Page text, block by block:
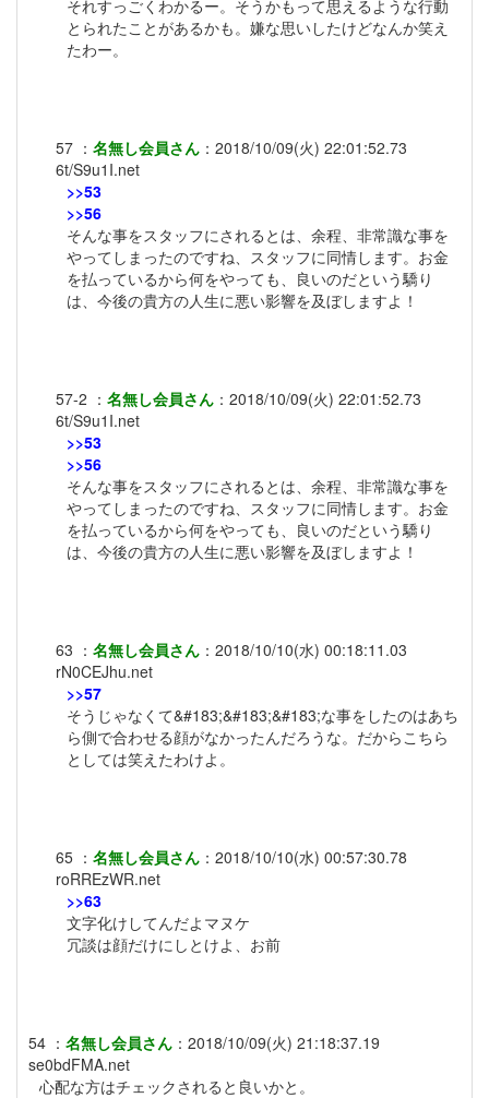
それすっごくわかるー。そうかもって思えるような行動
とられたことがあるかも。嫌な思いしたけどなんか笑え
たわー。
57 ： 名無し会員さん ： 2018/10/09(火) 22:01:52.73
6t/S9u1I.net
>>53
>>56
そんな事をスタッフにされるとは、余程、非常識な事を
やってしまったのですね、スタッフに同情します。お金
を払っているから何をやっても、良いのだという驕り
は、今後の貴方の人生に悪い影響を及ぼしますよ！
57-2 ： 名無し会員さん ： 2018/10/09(火) 22:01:52.73
6t/S9u1I.net
>>53
>>56
そんな事をスタッフにされるとは、余程、非常識な事を
やってしまったのですね、スタッフに同情します。お金
を払っているから何をやっても、良いのだという驕り
は、今後の貴方の人生に悪い影響を及ぼしますよ！
63 ： 名無し会員さん ： 2018/10/10(水) 00:18:11.03
rN0CEJhu.net
>>57
そうじゃなくて&#183;&#183;&#183;な事をしたのはあち
ら側で合わせる顔がなかったんだろうな。だからこちら
としては笑えたわけよ。
65 ： 名無し会員さん ： 2018/10/10(水) 00:57:30.78
roRREzWR.net
>>63
文字化けしてんだよマヌケ
冗談は顔だけにしとけよ、お前
54 ： 名無し会員さん ： 2018/10/09(火) 21:18:37.19
se0bdFMA.net
心配な方はチェックされると良いかと。